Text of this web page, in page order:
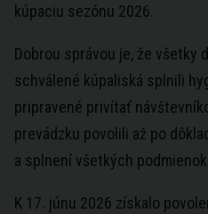
kúpaciu sezónu 2026.
Dobrou správou je, že všetky
schválené kúpaliská splnili
pripravené privítať
prevádzku povolili až po
a splnení všetkých
K 17. júnu 2026 získalo